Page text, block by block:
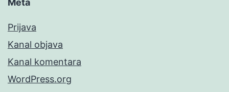
Meta
Prijava
Kanal objava
Kanal komentara
WordPress.org